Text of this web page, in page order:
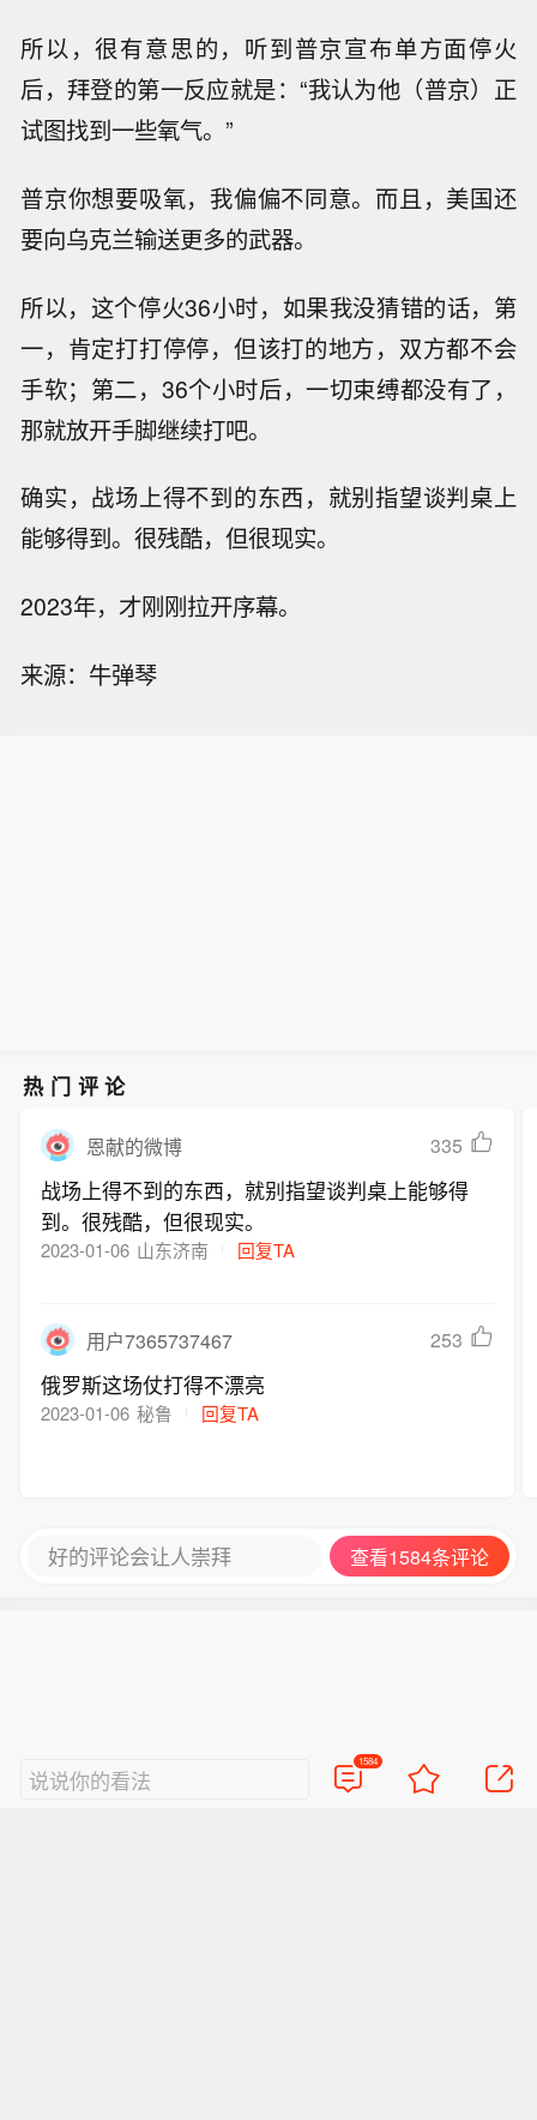
所以，很有意思的，听到普京宣布单方面停火
后，拜登的第一反应就是：“我认为他（普京）正
试图找到一些氧气。”
普京你想要吸氧，我偏偏不同意。而且，美国还
要向乌克兰输送更多的武器。
所以，这个停火36小时，如果我没猜错的话，第
一，肯定打打停停，但该打的地方，双方都不会
手软；第二，36个小时后，一切束缚都没有了，
那就放开手脚继续打吧。
确实，战场上得不到的东西，就别指望谈判桌上
能够得到。很残酷，但很现实。
2023年，才刚刚拉开序幕。
来源：牛弹琴
热门评论
恩献的微博 335
战场上得不到的东西，就别指望谈判桌上能够得
到。很残酷，但很现实。
2023-01-06 山东济南 回复TA
用户7365737467 253
俄罗斯这场仗打得不漂亮
2023-01-06 秘鲁 回复TA
好的评论会让人崇拜 查看1584条评论
说说你的看法
1584